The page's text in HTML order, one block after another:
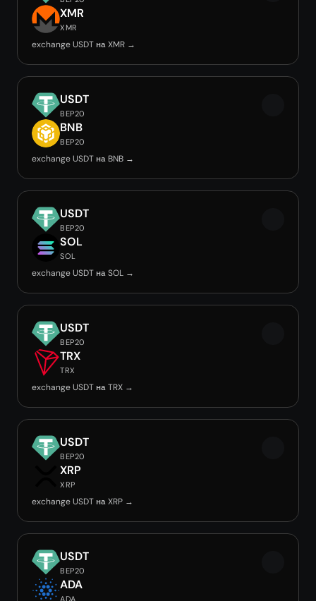
XMR
XMR
exchange USDT на XMR →
USDT
BEP20
BNB
BEP20
exchange USDT на BNB →
USDT
BEP20
SOL
SOL
exchange USDT на SOL →
USDT
BEP20
TRX
TRX
exchange USDT на TRX →
USDT
BEP20
XRP
XRP
exchange USDT на XRP →
USDT
BEP20
ADA
ADA